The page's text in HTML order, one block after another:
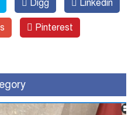
Digg Linkedin
Pinterest